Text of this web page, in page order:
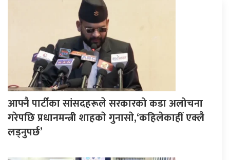
आफ्नै पार्टीका सांसदहरूले सरकारको कडा अलोचना
गरेपछि प्रधानमन्त्री शाहकाे गुनासाे,‘कहिलेकाहीँ एक्लै
लड्नुपर्छ’